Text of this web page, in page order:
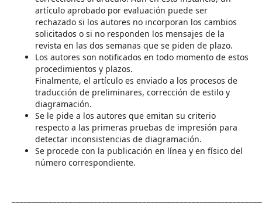
artículo aprobado por evaluación puede ser
rechazado si los autores no incorporan los cambios
solicitados o si no responden los mensajes de la
revista en las dos semanas que se piden de plazo.
Los autores son notificados en todo momento de estos
procedimientos y plazos.
Finalmente, el artículo es enviado a los procesos de
traducción de preliminares, corrección de estilo y
diagramación.
Se le pide a los autores que emitan su criterio
respecto a las primeras pruebas de impresión para
detectar inconsistencias de diagramación.
Se procede con la publicación en línea y en físico del
número correspondiente.